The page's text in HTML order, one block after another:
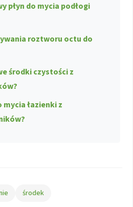
płyn do mycia podłogi
roztworu octu do
środki czystości z
mycia łazienki z
środek